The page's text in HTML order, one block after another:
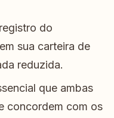
do
sua carteira de
reduzida.
que ambas
concordem com os